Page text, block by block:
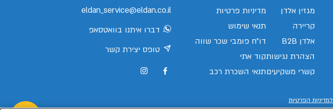
מגזין אלדן
קריירה
אלדן B2B
הצהרת נגישות
קשרי משקיעים
מדיניות פרטיות
תנאי שימוש
דו"ח פומבי שכר שווה
קוד אתי
תנאי השכרת רכב
eldan_service@eldan.co.il
דברו איתנו בוואטסאפ
טופס יצירת קשר
למדיניות הפרטיות